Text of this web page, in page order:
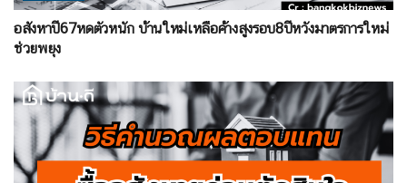
อสังหาปี67หดตัวหนัก บ้านใหม่เหลือค้างสูงรอบ8ปีหวังมาตรการใหม่
ช่วยพยุง